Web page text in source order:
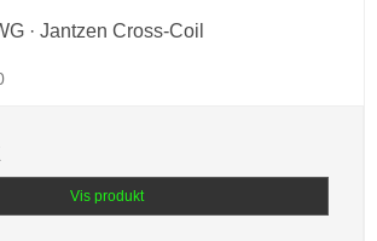
· Jantzen Cross-Coil
Vis produkt